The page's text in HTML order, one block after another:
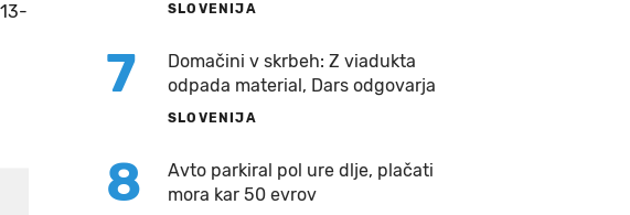
SLOVENIJA
7
Domačini v skrbeh: Z viadukta
odpada material, Dars odgovarja
SLOVENIJA
8
Avto parkiral pol ure dlje, plačati
mora kar 50 evrov